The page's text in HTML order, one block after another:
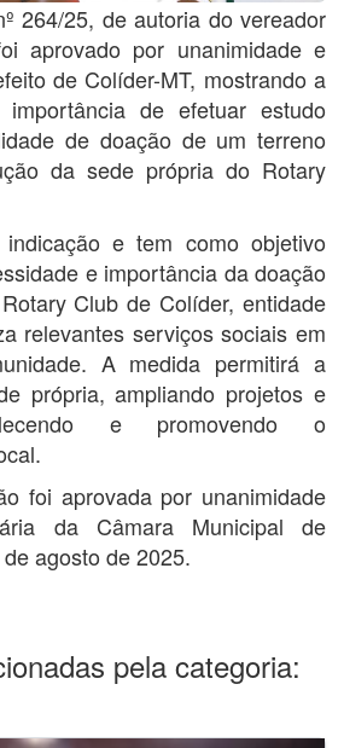
264/25, de autoria do vereador
aprovado por unanimidade e
de Colíder-MT, mostrando a
de efetuar estudo
de doação de um terreno
da sede própria do Rotary
e tem como objetivo
e importância da doação
Club de Colíder, entidade
relevantes serviços sociais em
A medida permitirá a
própria, ampliando projetos e
e promovendo o
foi aprovada por unanimidade
da Câmara Municipal de
agosto de 2025.
pela categoria: